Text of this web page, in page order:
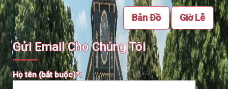
Giờ Lễ
Bản Đồ
Gửi Email Cho Chúng Tôi
Họ tên (bắt buộc)*: